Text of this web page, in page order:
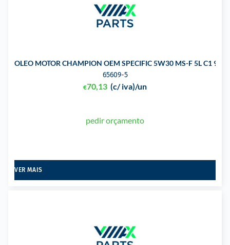
OLEO MOTOR CHAMPION OEM SPECIFIC 5W30 MS-F 5L C1 913-
65609-5
€70,13 (c/ iva)/un
pedir orçamento
VER MAIS